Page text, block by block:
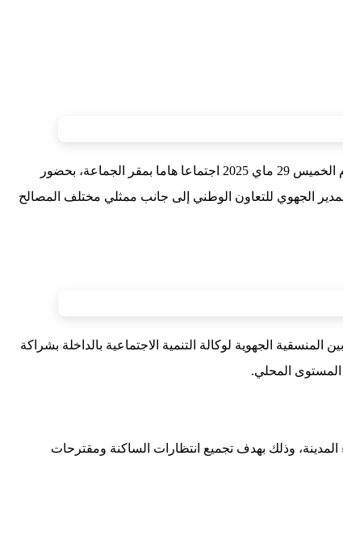
في إطار مواصلة تنزيل برنامج عمل جماعة الداخلة للفترة 2022–2027، ترأس السيد ” الراغب حرمة الله رئيس مجلس جماعة الداخلة صباح اليوم الخميس 29 ماي 2025 اجتماعا هاما بمقر الجماعة، بحضور
الجهوي للتعاون الوطني إلى جانب ممثلي مختلف المصالح
الجهوية لوكالة التنمية الاجتماعية بالداخلة بشراكة
المستوى المحلي.
عليها المجلس الجماعي وشملت 13 ورشة موزعة على مختلف أحياء المدينة، وذلك بهدف تجميع انتظارات الساكنة ومقترحات